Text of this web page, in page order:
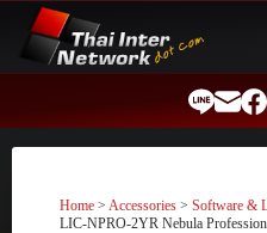
content
Home > Accessories > Software &
LIC-NPRO-2YR Nebula